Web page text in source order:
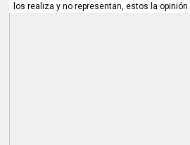
los realiza y no representan, estos la